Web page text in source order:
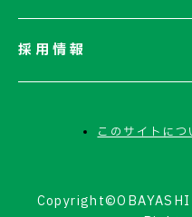
採用情報
このサイトにつ
Copyright©OBAYASHI